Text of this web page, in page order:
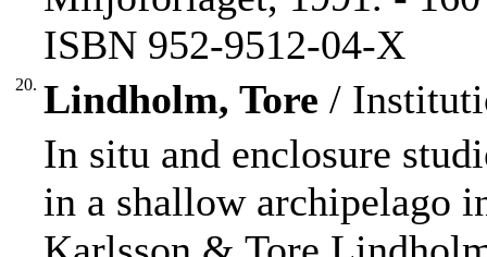
ISBN 952-9512-04-X
20. Lindholm, Tore /
In situ and enclosure
in a shallow archipelago